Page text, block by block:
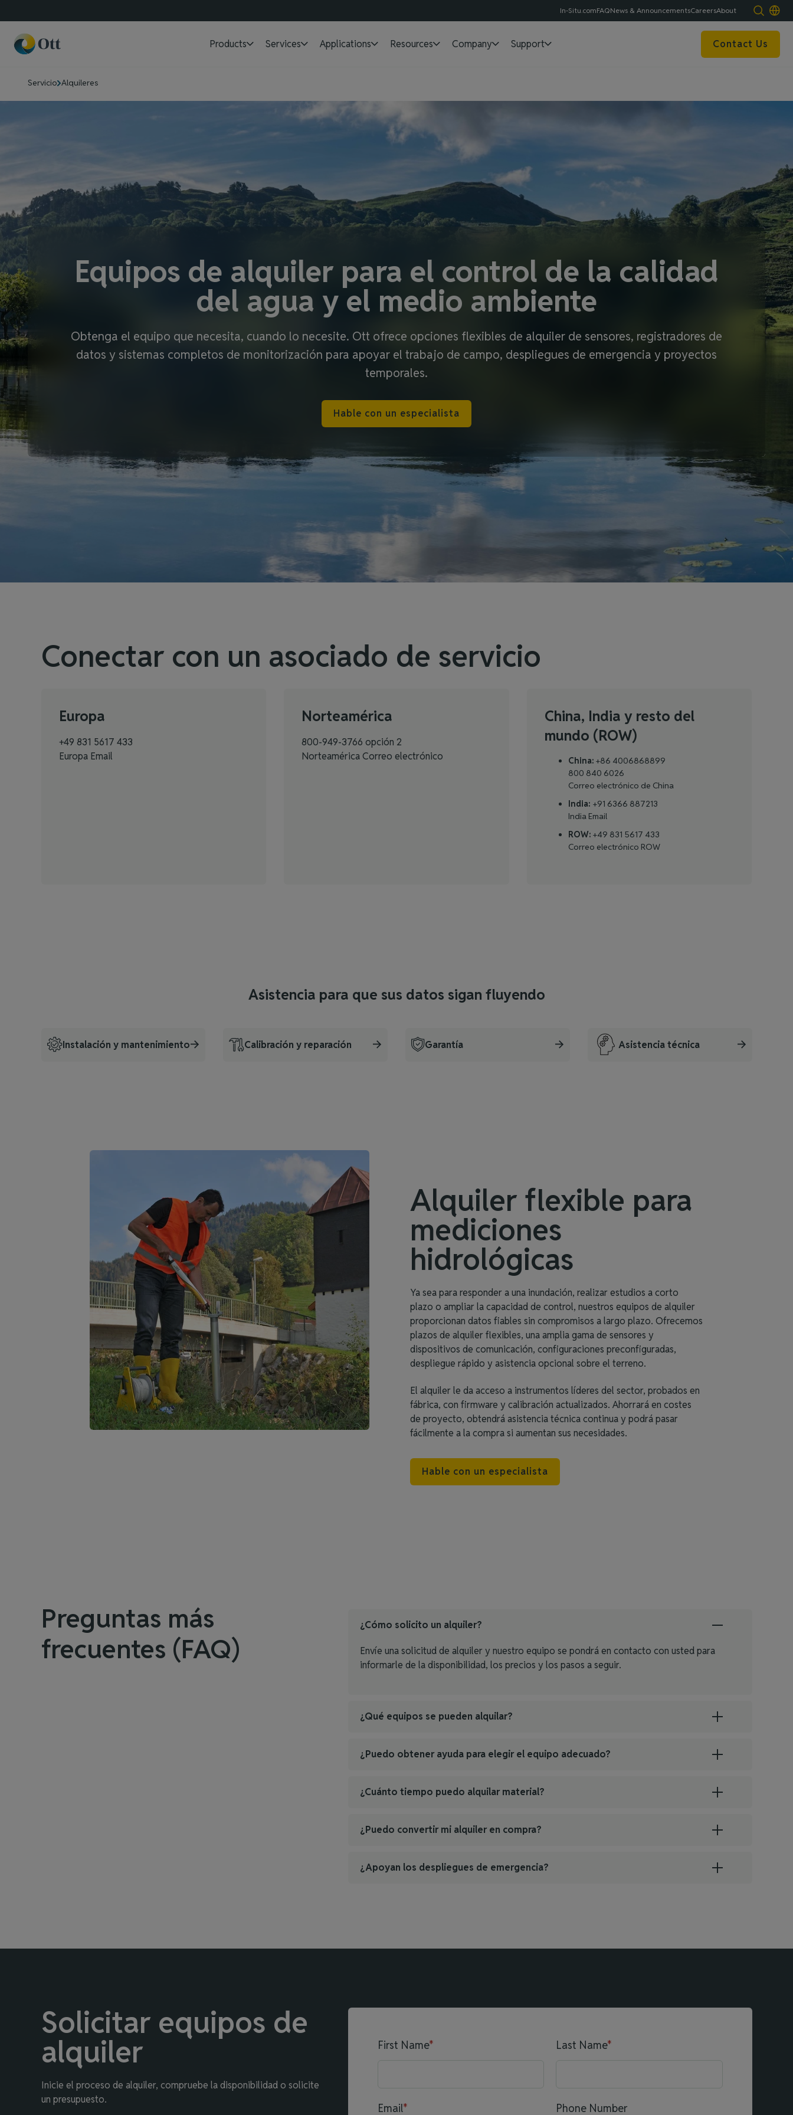
In-Situ.comFAQNews & AnnouncementsCareersAbout
Products Services Applications Resources Company Support Contact Us
Servicio Alquileres
Equipos de alquiler para el control de la calidad
del agua y el medio ambiente
Obtenga el equipo que necesita, cuando lo necesite. Ott ofrece opciones flexibles de alquiler de sensores, registradores de
datos y sistemas completos de monitorización para apoyar el trabajo de campo, despliegues de emergencia y proyectos
temporales.
Hable con un especialista
Conectar con un asociado de servicio
Europa
+49 831 5617 433
Europa Email
Norteamérica
800-949-3766 opción 2
Norteamérica Correo electrónico
China, India y resto del
mundo (ROW)
China: +86 4006868899
800 840 6026
Correo electrónico de China
India: +91 6366 887213
India Email
ROW: +49 831 5617 433
Correo electrónico ROW
Asistencia para que sus datos sigan fluyendo
Instalación y mantenimiento Calibración y reparación Garantía Asistencia técnica
Alquiler flexible para
mediciones
hidrológicas
Ya sea para responder a una inundación, realizar estudios a corto
plazo o ampliar la capacidad de control, nuestros equipos de alquiler
proporcionan datos fiables sin compromisos a largo plazo. Ofrecemos
plazos de alquiler flexibles, una amplia gama de sensores y
dispositivos de comunicación, configuraciones preconfiguradas,
despliegue rápido y asistencia opcional sobre el terreno.
El alquiler le da acceso a instrumentos líderes del sector, probados en
fábrica, con firmware y calibración actualizados. Ahorrará en costes
de proyecto, obtendrá asistencia técnica continua y podrá pasar
fácilmente a la compra si aumentan sus necesidades.
Hable con un especialista
Preguntas más
frecuentes (FAQ)
¿Cómo solicito un alquiler?
Envíe una solicitud de alquiler y nuestro equipo se pondrá en contacto con usted para
informarle de la disponibilidad, los precios y los pasos a seguir.
¿Qué equipos se pueden alquilar?
¿Puedo obtener ayuda para elegir el equipo adecuado?
¿Cuánto tiempo puedo alquilar material?
¿Puedo convertir mi alquiler en compra?
¿Apoyan los despliegues de emergencia?
Solicitar equipos de
alquiler
Inicie el proceso de alquiler, compruebe la disponibilidad o solicite
un presupuesto.
First Name* Last Name*
Email* Phone Number